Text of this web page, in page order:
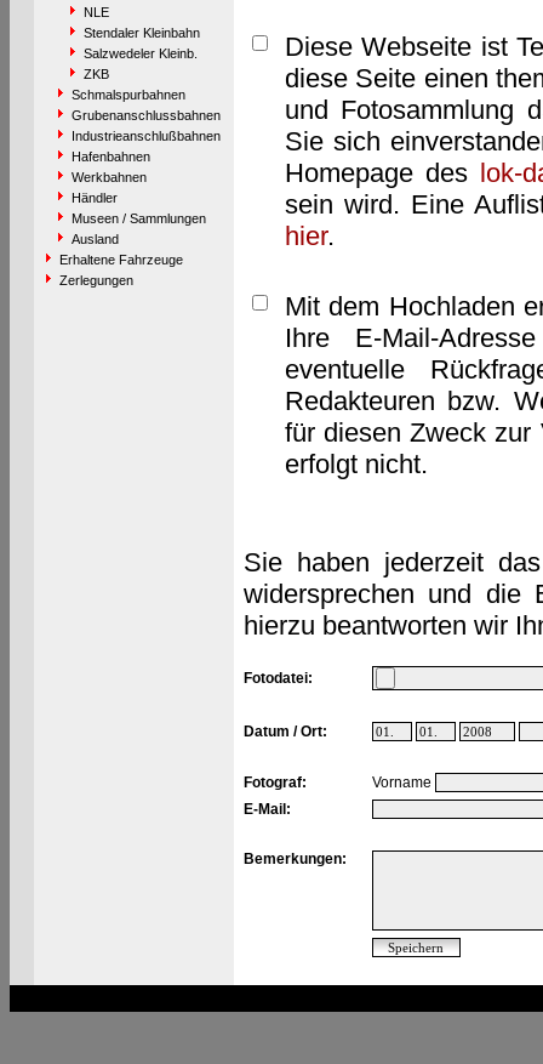
NLE
Stendaler Kleinbahn
Salzwedeler Kleinb.
ZKB
Schmalspurbahnen
Grubenanschlussbahnen
Industrieanschlußbahnen
Hafenbahnen
Werkbahnen
Händler
Museen / Sammlungen
Ausland
Erhaltene Fahrzeuge
Zerlegungen
Diese Webseite ist
diese Seite einen
und Fotosammlung
Sie sich
Homepage des lok-
sein wird. Eine
hier.
Mit dem Hochladen
Ihre E-Mail-
eventuelle
Redakteuren bzw.
für diesen Zweck zur
erfolgt nicht.
Sie haben jederzeit
widersprechen und die
hierzu beantworten wir
Fotodatei:
Datum / Ort:
Fotograf:
Vorname
E-Mail:
Bemerkungen: